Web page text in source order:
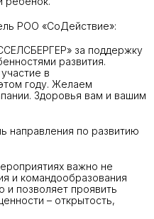
РОО «СоДействие»:
за поддержку
развития.
в
году. Желаем
Здоровья вам и вашим
направления по развитию
важно не
и командообразования
и позволяет проявить
– открытость,